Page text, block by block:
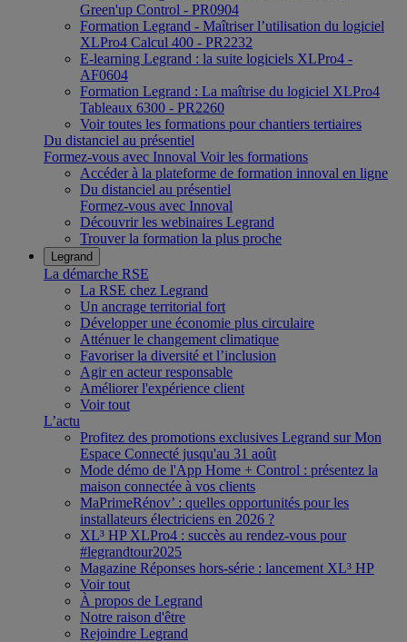
Green'up Control - PR0904
Formation Legrand - Maîtriser l’utilisation du logiciel
XLPro4 Calcul 400 - PR2232
E-learning Legrand : la suite logiciels XLPro4 -
AF0604
Formation Legrand : La maîtrise du logiciel XLPro4
Tableaux 6300 - PR2260
Voir toutes les formations pour chantiers tertiaires
Du distanciel au présentiel
Formez-vous avec Innoval Voir les formations
Accéder à la plateforme de formation innoval en ligne
Du distanciel au présentiel
Formez-vous avec Innoval
Découvrir les webinaires Legrand
Trouver la formation la plus proche
Legrand
La démarche RSE
La RSE chez Legrand
Un ancrage territorial fort
Développer une économie plus circulaire
Atténuer le changement climatique
Favoriser la diversité et l’inclusion
Agir en acteur responsable
Améliorer l'expérience client
Voir tout
L’actu
Profitez des promotions exclusives Legrand sur Mon
Espace Connecté jusqu'au 31 août
Mode démo de l'App Home + Control : présentez la
maison connectée à vos clients
MaPrimeRénov’ : quelles opportunités pour les
installateurs électriciens en 2026 ?
XL³ HP XLPro4 : succès au rendez-vous pour
#legrandtour2025
Magazine Réponses hors-série : lancement XL³ HP
Voir tout
À propos de Legrand
Notre raison d'être
Rejoindre Legrand